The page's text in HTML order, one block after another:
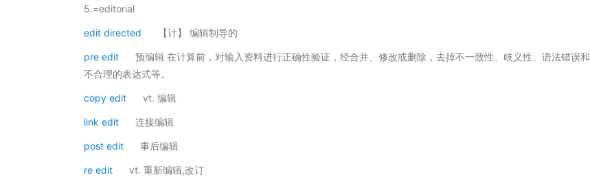
5.=editorial
edit directed 【计】 编辑制导的
pre edit
预编辑 在计算前，对输入资料进行正确性验证，经合并、修改或删除，去掉不一致性、歧义性、语法错误和
不合理的表达式等。
copy edit vt. 编辑
link edit 连接编辑
post edit 事后编辑
re edit vt. 重新编辑,改订